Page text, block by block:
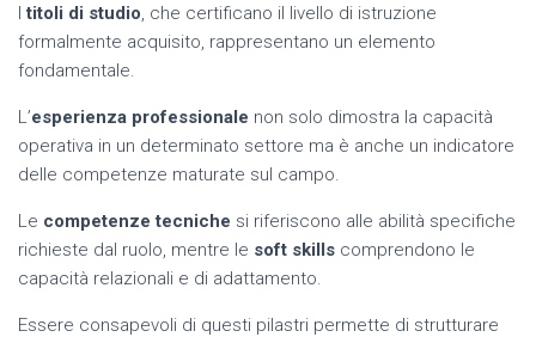
Ititoli di studio, che certificano il livello di istruzione
formalmente acquisito, rappresentano un elemento
fondamentale.
L’esperienza professionale non solo dimostra la capacità
operativa in un determinato settore ma è anche un indicatore
delle competenze maturate sul campo.
Le competenze tecniche si riferiscono alle abilità specifiche
richieste dal ruolo, mentre le soft skills comprendono le
capacità relazionali e di adattamento.
Essere consapevoli di questi pilastri permette di strutturare